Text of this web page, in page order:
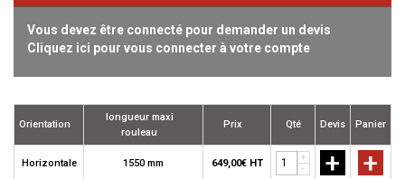
Vous devez être connecté pour demander un devis
Cliquez ici pour vous connecter à votre compte
Orientation
longueur maxi
rouleau
Prix Qté Devis Panier
Horizontale 1550 mm 649,00€ HT
+
-
+ +